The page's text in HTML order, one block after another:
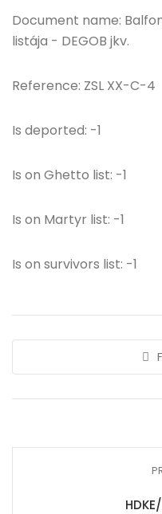
Document name:
listája - DEGOB jkv.
Reference: ZSL XX-C-4
Is deported: -1
Is on Ghetto list: -1
Is on Martyr list: -1
Is on survivors list: -1